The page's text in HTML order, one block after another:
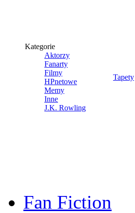
Kategorie
Aktorzy
Fanarty
Filmy
HPnetowe
Memy
Inne
J.K. Rowling
Tapety
Fan Fiction